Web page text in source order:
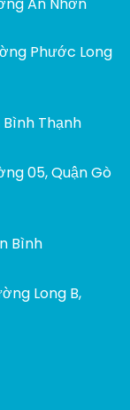
Phước Long
Bình Thạnh
05, Quận Gò
Bình
Long B,